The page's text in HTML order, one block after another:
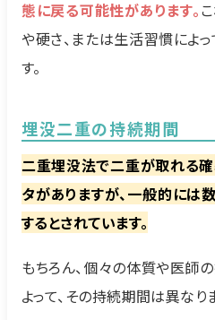
態に戻る可能性があります。
や硬さ、または生活習慣によ
す。
埋没二重の持続期間
二重埋没法で二重が取れる
タがありますが、一般的に
するとされています。
もちろん、個々の体質や医師
よって、その持続期間は異なり